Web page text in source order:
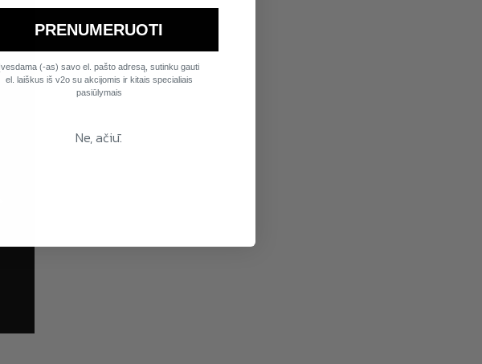
PRENUMERUOTI
Įvesdama (-as) savo el. pašto adresą, sutinku gauti
el. laiškus iš v2o su akcijomis ir kitais specialiais
pasiūlymais
Ne, ačiū.